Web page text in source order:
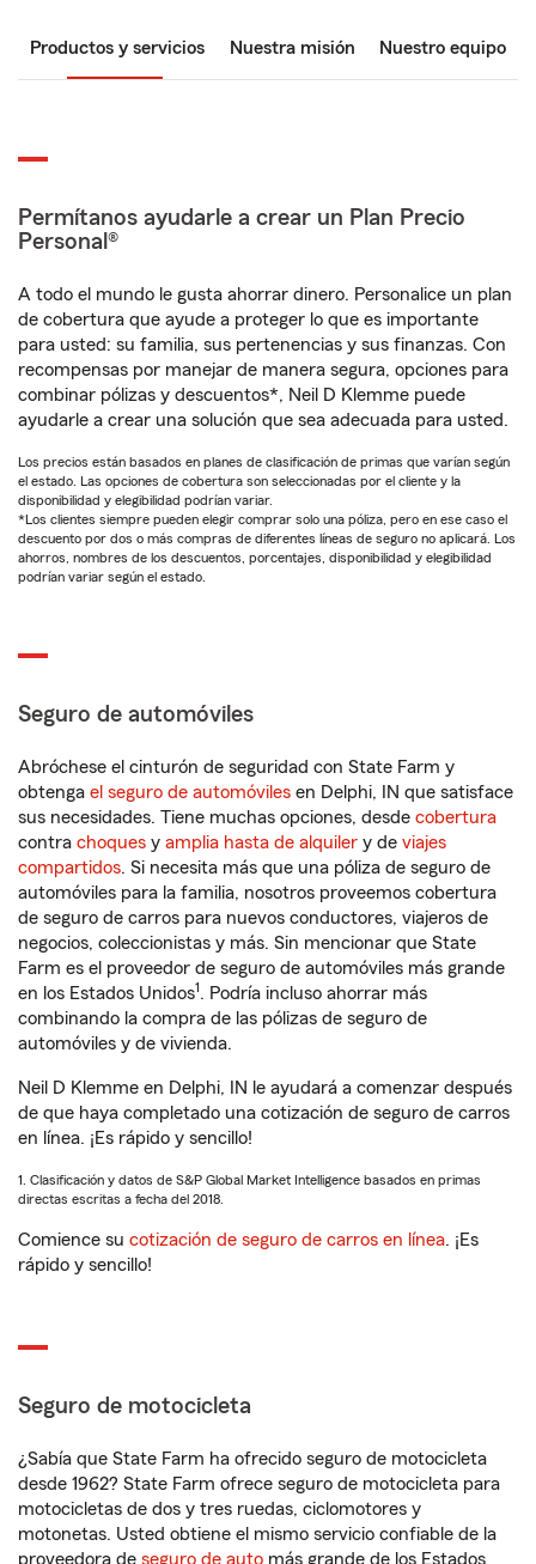
Productos y servicios Nuestra misión Nuestro equipo
Permítanos ayudarle a crear un Plan Precio
Personal®
A todo el mundo le gusta ahorrar dinero. Personalice un plan
de cobertura que ayude a proteger lo que es importante
para usted: su familia, sus pertenencias y sus finanzas. Con
recompensas por manejar de manera segura, opciones para
combinar pólizas y descuentos*, Neil D Klemme puede
ayudarle a crear una solución que sea adecuada para usted.
Los precios están basados en planes de clasificación de primas que varían según
el estado. Las opciones de cobertura son seleccionadas por el cliente y la
disponibilidad y elegibilidad podrían variar.
*Los clientes siempre pueden elegir comprar solo una póliza, pero en ese caso el
descuento por dos o más compras de diferentes líneas de seguro no aplicará. Los
ahorros, nombres de los descuentos, porcentajes, disponibilidad y elegibilidad
podrían variar según el estado.
Seguro de automóviles
Abróchese el cinturón de seguridad con State Farm y
obtenga el seguro de automóviles en Delphi, IN que satisface
sus necesidades. Tiene muchas opciones, desde cobertura
contra choques y amplia hasta de alquiler y de viajes
compartidos. Si necesita más que una póliza de seguro de
automóviles para la familia, nosotros proveemos cobertura
de seguro de carros para nuevos conductores, viajeros de
negocios, coleccionistas y más. Sin mencionar que State
Farm es el proveedor de seguro de automóviles más grande
en los Estados Unidos1. Podría incluso ahorrar más
combinando la compra de las pólizas de seguro de
automóviles y de vivienda.
Neil D Klemme en Delphi, IN le ayudará a comenzar después
de que haya completado una cotización de seguro de carros
en línea. ¡Es rápido y sencillo!
1. Clasificación y datos de S&P Global Market Intelligence basados en primas
directas escritas a fecha del 2018.
Comience su cotización de seguro de carros en línea. ¡Es
rápido y sencillo!
Seguro de motocicleta
¿Sabía que State Farm ha ofrecido seguro de motocicleta
desde 1962? State Farm ofrece seguro de motocicleta para
motocicletas de dos y tres ruedas, ciclomotores y
motonetas. Usted obtiene el mismo servicio confiable de la
proveedora de seguro de auto más grande de los Estados